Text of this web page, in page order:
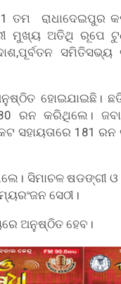
ତମ ରାଧାଦେଇପୁର
ମୁଖ୍ୟ ଅତିଥି ରୂପେ
ସମିତିସଭ୍ୟ
ହୋଇଯାଇଛି।
ରନ କରିଥିଲେ।
ସହାୟତାରେ 181
ସିମାଚଳ ଷଡଙ୍ଗୀ
ସେଠୀ।
ଅନୁଷ୍ଠିତ ହେବ।